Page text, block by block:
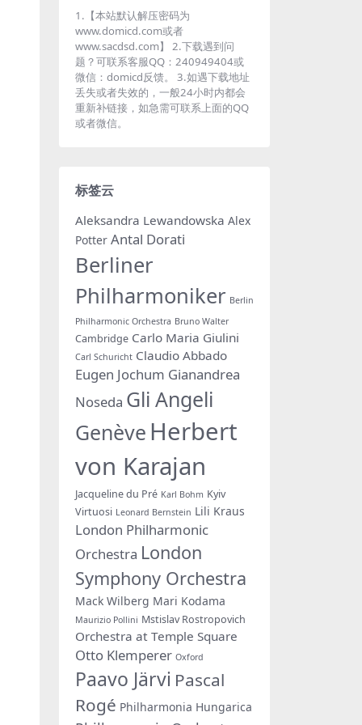
1.【本站默认解压密码为
www.domicd.com或者
www.sacdsd.com】 2.下载遇到问
题？可联系客服QQ：240949404或
微信：domicd反馈。 3.如遇下载地址
丢失或者失效的，一般24小时内都会
重新补链接，如急需可联系上面的QQ
或者微信。
标签云
Aleksandra Lewandowska Alex
Potter Antal Dorati
Berliner
Philharmoniker Berlin
Philharmonic Orchestra Bruno Walter
Cambridge Carlo Maria Giulini
Carl Schuricht Claudio Abbado
Eugen Jochum Gianandrea
Noseda Gli Angeli
Genève Herbert
von Karajan
Jacqueline du Pré Karl Bohm Kyiv
Virtuosi Leonard Bernstein Lili Kraus
London Philharmonic
Orchestra London
Symphony Orchestra
Mack Wilberg Mari Kodama
Maurizio Pollini Mstislav Rostropovich
Orchestra at Temple Square
Otto Klemperer Oxford
Paavo Järvi Pascal
Rogé Philharmonia Hungarica